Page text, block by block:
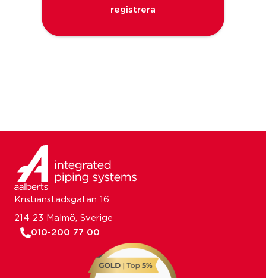
registrera
Kristianstadsgatan 16
214 23 Malmö, Sverige
010-200 77 00